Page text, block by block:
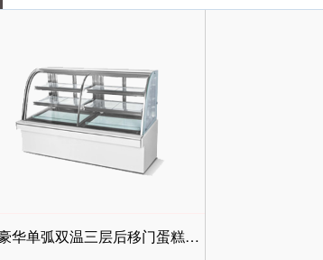
R&豪华单弧双温三层后移门蛋糕展示柜